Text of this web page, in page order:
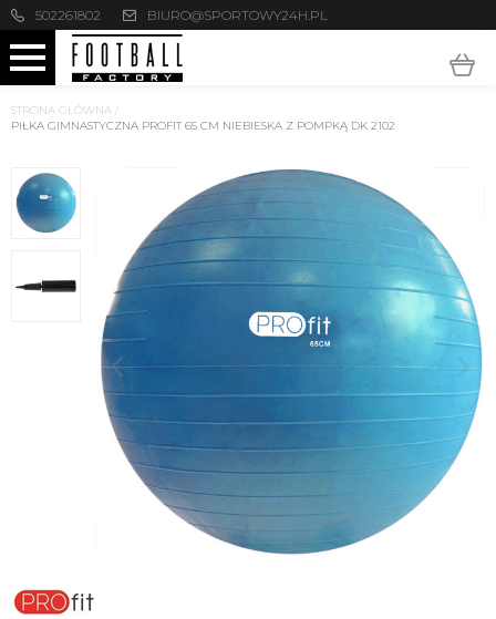
502261802 BIURO@SPORTOWY24H.PL
STRONA GŁÓWNA /
PIŁKA GIMNASTYCZNA PROFIT 65 CM NIEBIESKA Z POMPKĄ DK 2102